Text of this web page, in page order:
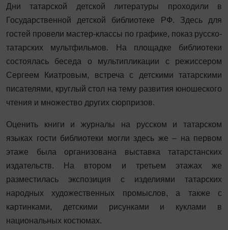
Дни татарской детской литературы проходили в
Государственной детской библиотеке РФ. Здесь для
гостей провели мастер-классы по графике, показ русско-
татарских мультфильмов. На площадке библиотеки
состоялась беседа о мультипликации с режиссером
Сергеем Киатровым, встреча с детскими татарскими
писателями, круглый стол на тему развития юношеского
чтения и множество других сюрпризов.
Оценить книги и журналы на русском и татарском
языках гости библиотеки могли здесь же – на первом
этаже была организована выставка татарстанских
издательств. На втором и третьем этажах же
разместилась экспозиция с изделиями татарских
народных художественных промыслов, а также с
картинками, детскими рисунками и куклами в
национальных костюмах.